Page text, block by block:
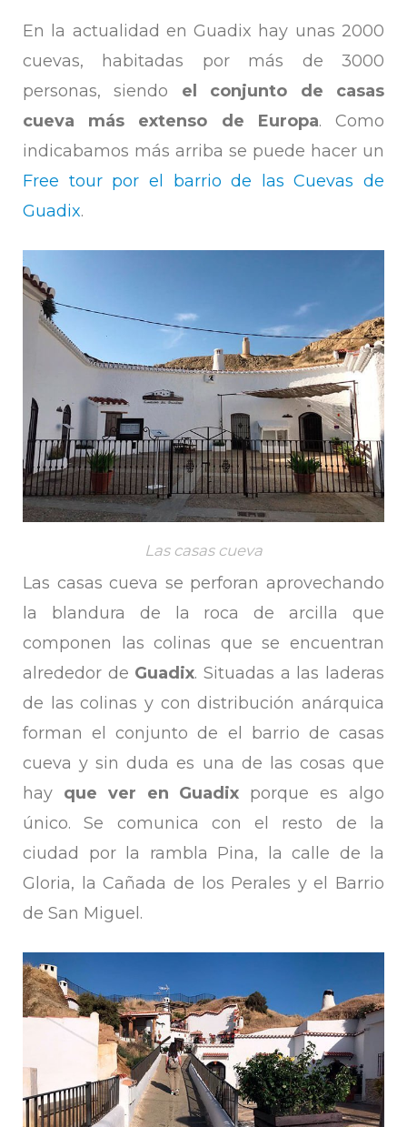
En la actualidad en Guadix hay unas 2000
cuevas, habitadas por más de 3000
personas, siendo el conjunto de casas
cueva más extenso de Europa. Como
indicabamos más arriba se puede hacer un
Free tour por el barrio de las Cuevas de
Guadix.
Las casas cueva
Las casas cueva se perforan aprovechando
la blandura de la roca de arcilla que
componen las colinas que se encuentran
alrededor de Guadix. Situadas a las laderas
de las colinas y con distribución anárquica
forman el conjunto de el barrio de casas
cueva y sin duda es una de las cosas que
hay que ver en Guadix porque es algo
único. Se comunica con el resto de la
ciudad por la rambla Pina, la calle de la
Gloria, la Cañada de los Perales y el Barrio
de San Miguel.